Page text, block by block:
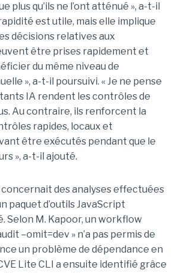
plus qu’ils ne l’ont atténué », a-t-il
est utile, mais elle implique
décisions relatives aux
être prises rapidement et
du même niveau de
», a-t-il poursuivi. « Je ne pense
IA rendent les contrôles de
Au contraire, ils renforcent la
rapides, locaux et
être exécutés pendant que le
», a-t-il ajouté.
des analyses effectuées
paquet d’outils JavaScript
Selon M. Kapoor, un workflow
–omit=dev » n’a pas permis de
un problème de dépendance en
Lite CLI a ensuite identifié grâce